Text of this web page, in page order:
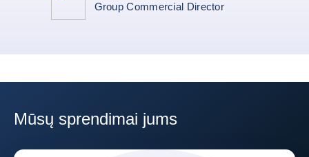
Group Commercial Director
Mūsų sprendimai jums